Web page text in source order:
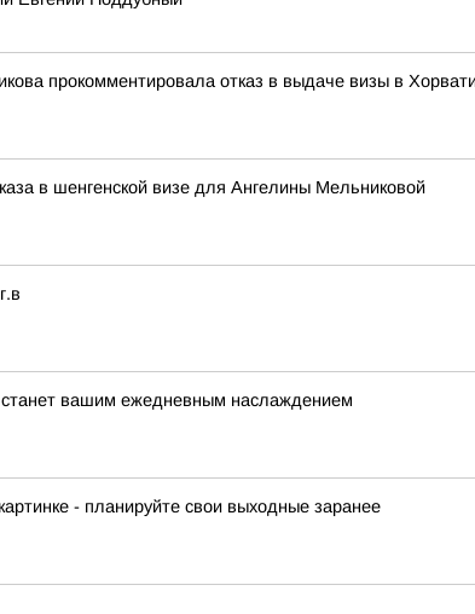
прокомментировала отказ в выдаче визы в
в шенгенской визе для Ангелины Мельниковой
вашим ежедневным наслаждением
- планируйте свои выходные заранее